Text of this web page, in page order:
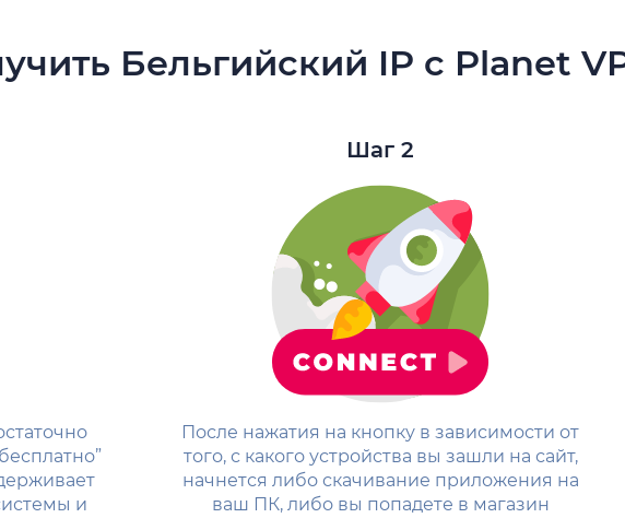
Бельгийский IP с Planet
и
Шаг 2
После нажатия на кнопку в зависимости от
того, с какого устройства вы зашли на сайт,
начнется либо скачивание приложения на
ваш ПК, либо вы попадете в магазин